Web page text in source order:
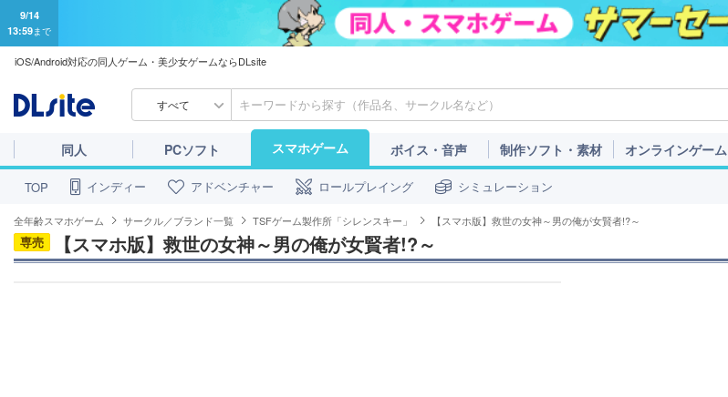
9/14
13:59まで
iOS/Android対応の同人ゲーム・美少女ゲームならDLsite
すべて
同人 PCソフト スマホゲーム ボイス・音声 制作ソフト・素材 オンラインゲーム
TOP インディー アドベンチャー ロールプレイング シミュレーション
全年齢スマホゲーム サークル／ブランド一覧 TSFゲーム製作所「シレンスキー」 【スマホ版】救世の女神～男の俺が女賢者!?～
専売 【スマホ版】救世の女神～男の俺が女賢者!?～